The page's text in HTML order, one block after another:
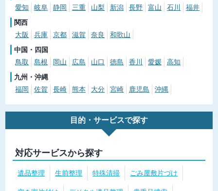
目的・サービスで探す
対応サービスから探す
遺品整理 生前整理 特殊清掃 ごみ屋敷片づけ
愛知
岐阜 静岡 三重 山梨 新潟 長野 富山 石川
福井
関西
大阪
兵庫 京都 滋賀 奈良
和歌山
中国・四国
鳥取
島根 岡山 広島 山口 徳島 香川 愛媛
高知
九州・沖縄
福岡
佐賀 長崎 熊本 大分 宮崎 鹿児島 沖縄